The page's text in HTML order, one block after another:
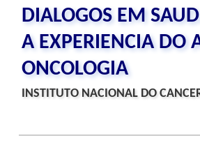
DIALOGOS EM
A EXPERIENCIA DO
ONCOLOGIA
INSTITUTO NACIONAL DO